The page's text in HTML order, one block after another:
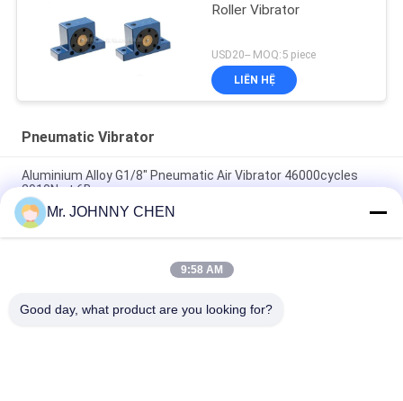
Roller Vibrator
USD20-- MOQ:5 piece
LIÊN HỆ
Pneumatic Vibrator
Aluminium Alloy G1/8" Pneumatic Air Vibrator 46000cycles
2910N at 6Bar
Low Noise Pneumatic Turbine Vibrator G1/8" 2400N/6Bar For
Vibration Screening
GT-13 Industrial Pneumatic Turbine Vibrator For Vibration
Mr. JOHNNY CHEN
9:58 AM
Good day, what product are you looking for?